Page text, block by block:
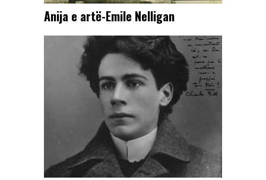
Anija e artë-Emile Nelligan